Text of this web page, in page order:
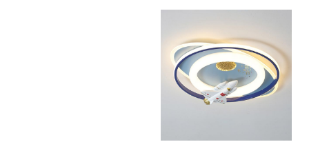
für Esszimmer - 110V-